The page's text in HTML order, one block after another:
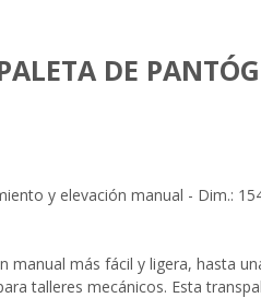
DE
y elevación manual - Dim.:
manual más fácil y ligera, hasta
talleres mecánicos. Esta